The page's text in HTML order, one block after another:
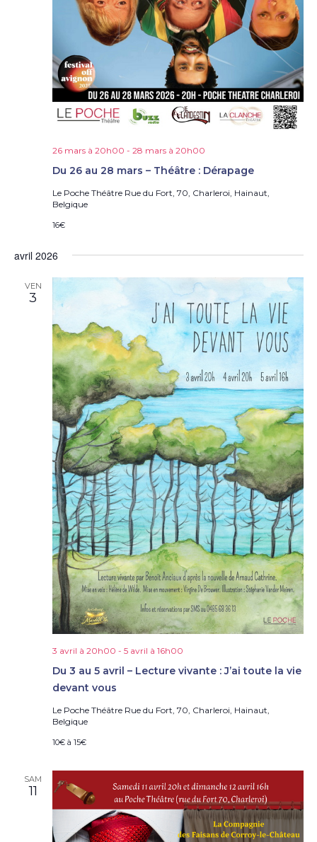
Du 26 au 28 mars – Théâtre : Dérapage
26 mars à 20h00 - 28 mars à 20h00
Le Poche Théâtre Rue du Fort, 70, Charleroi, Hainaut,
Belgique
16€
avril 2026
VEN
3
Du 3 au 5 avril – Lecture vivante : J’ai toute la vie
devant vous
3 avril à 20h00 - 5 avril à 16h00
Le Poche Théâtre Rue du Fort, 70, Charleroi, Hainaut,
Belgique
10€ à 15€
SAM
11